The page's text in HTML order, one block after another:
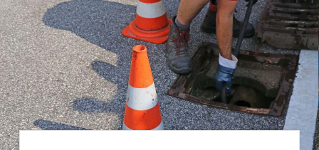
su
24.
Chiamaci
per
informazioni!